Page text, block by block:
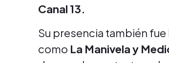
Canal 13.
Su presencia también
como La Manivela y